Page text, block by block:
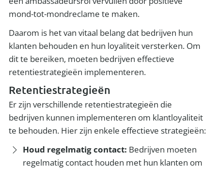
mond-tot-mondreclame te maken.
Daarom is het van vitaal belang dat bedrijven hun
klanten behouden en hun loyaliteit versterken. Om
dit te bereiken, moeten bedrijven effectieve
retentiestrategieën implementeren.
Retentiestrategieën
Er zijn verschillende retentiestrategieën die
bedrijven kunnen implementeren om klantloyaliteit
te behouden. Hier zijn enkele effectieve strategieën:
Houd regelmatig contact: Bedrijven moeten
regelmatig contact houden met hun klanten om